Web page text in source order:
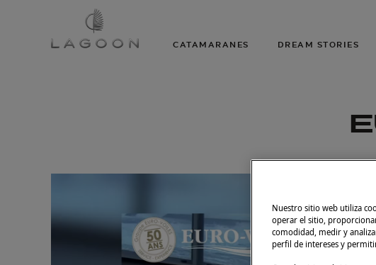
CATAMARANES DREAM STORIES
Nuestro sitio web utiliza
operar el sitio,
comodidad, medir y
perfil de intereses y